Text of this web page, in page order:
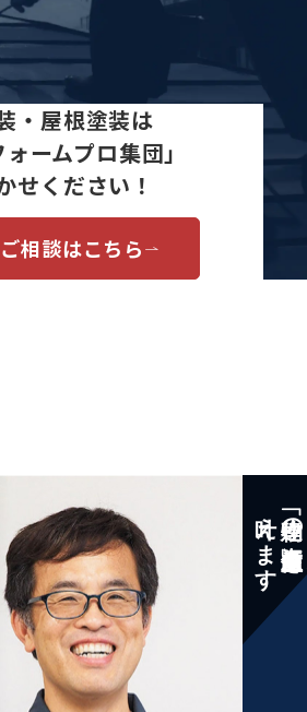
・屋根塗装は
ォームプロ集団」
せください！
相談はこちら
「建物の資産価値向上」を
叶えます